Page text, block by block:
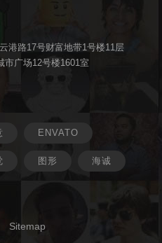
港路17号财富地带1号楼11层
市广场12号楼1601室
ENVATO
图形 海诚
Sitemap